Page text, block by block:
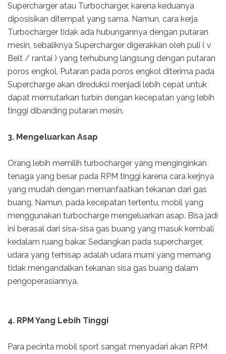
Supercharger atau Turbocharger, karena keduanya
diposisikan ditempat yang sama. Namun, cara kerja
Turbocharger tidak ada hubungannya dengan putaran
mesin, sebaliknya Supercharger digerakkan oleh puli ( v
Belt / rantai ) yang terhubung langsung dengan putaran
poros engkol. Putaran pada poros engkol diterima pada
Supercharge akan direduksi menjadi lebih cepat untuk
dapat memutarkan turbin dengan kecepatan yang lebih
tinggi dibanding putaran mesin.
3. Mengeluarkan Asap
Orang lebih memilih turbocharger yang menginginkan
tenaga yang besar pada RPM tinggi karena cara kerjnya
yang mudah dengan memanfaatkan tekanan dari gas
buang. Namun, pada kecepatan tertentu, mobil yang
menggunakan turbocharge mengeluarkan asap. Bisa jadi
ini berasal dari sisa-sisa gas buang yang masuk kembali
kedalam ruang bakar. Sedangkan pada supercharger,
udara yang terhisap adalah udara murni yang memang
tidak mengandalkan tekanan sisa gas buang dalam
pengoperasiannya.
4. RPM Yang Lebih Tinggi
Para pecinta mobil sport sangat menyadari akan RPM